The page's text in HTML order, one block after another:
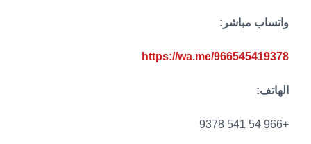
واتساب مباشر:
https://wa.me/966545419378
الهاتف:
+966 54 541 9378